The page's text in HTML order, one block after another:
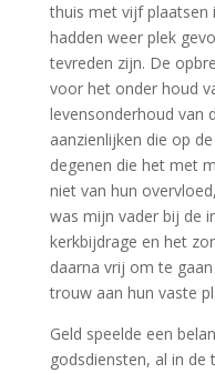
thuis met vijf plaatsen
hadden weer plek
tevreden zijn. De
voor het onder houd
levensonderhoud van
aanzienlijken die op
degenen die het met
niet van hun
was mijn vader bij de
kerkbijdrage en het
daarna vrij om te
trouw aan hun vaste
Geld speelde een
godsdiensten, al in